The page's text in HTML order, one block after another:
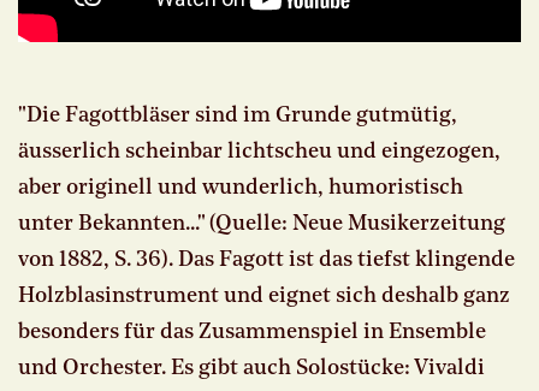
"Die Fagottbläser sind im Grunde gutmütig,
äusserlich scheinbar lichtscheu und eingezogen,
aber originell und wunderlich, humoristisch
unter Bekannten..." (Quelle: Neue Musikerzeitung
von 1882, S. 36). Das Fagott ist das tiefst klingende
Holzblasinstrument und eignet sich deshalb ganz
besonders für das Zusammenspiel in Ensemble
und Orchester. Es gibt auch Solostücke: Vivaldi